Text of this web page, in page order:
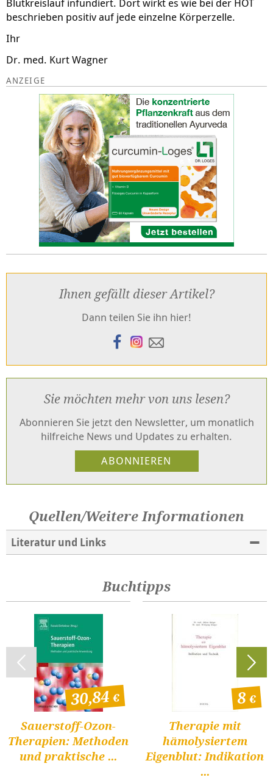
Blutkreislauf infundiert. Dort wirkt es wie bei der HOT
beschrieben positiv auf jede einzelne Körperzelle.
Ihr
Dr. med. Kurt Wagner
Ihnen gefällt dieser Artikel?
Dann teilen Sie ihn hier!
Sie möchten mehr von uns lesen?
Abonnieren Sie jetzt den Newsletter, um monatlich
hilfreiche News und Updates zu erhalten.
Quellen/Weitere Informationen
Literatur und Links
Buchtipps
Sauerstoff-Ozon-
Therapien: Methoden
und praktische ...
30,84
Therapie mit
hämolysiertem
Eigenblut: Indikation
...
8